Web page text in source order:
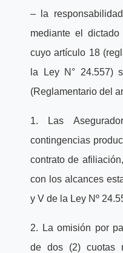
– la
mediante el
cuyo artículo 18
la Ley N° 24.557)
(Reglamentario del
1. Las
contingencias
contrato de
con los alcances
y V de la Ley Nº
2. La omisión por
de dos (2) cuotas